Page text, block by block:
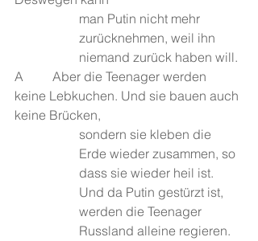
man Putin nicht mehr
zurücknehmen, weil ihn
niemand zurück haben will.
A         Aber die Teenager werden
keine Lebkuchen. Und sie bauen auch
keine Brücken,
sondern sie kleben die
Erde wieder zusammen, so
dass sie wieder heil ist.
Und da Putin gestürzt ist,
werden die Teenager
Russland alleine regieren.